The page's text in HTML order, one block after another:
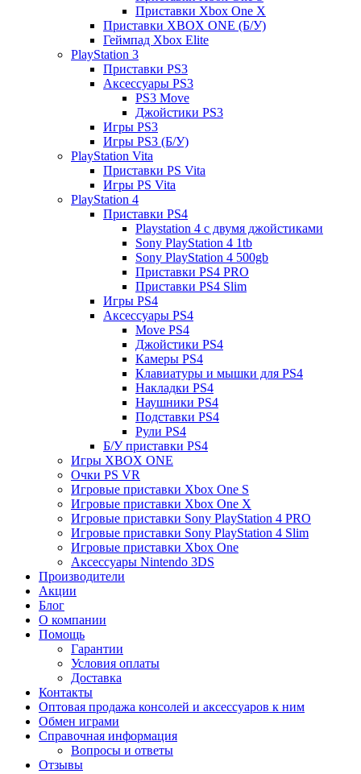
Приставки Xbox One X
Приставки XBOX ONE (Б/У)
Геймпад Xbox Elite
PlayStation 3
Приставки PS3
Аксессуары PS3
PS3 Move
Джойстики PS3
Игры PS3
Игры PS3 (Б/У)
PlayStation Vita
Приставки PS Vita
Игры PS Vita
PlayStation 4
Приставки PS4
Playstation 4 с двумя джойстиками
Sony PlayStation 4 1tb
Sony PlayStation 4 500gb
Приставки PS4 PRO
Приставки PS4 Slim
Игры PS4
Аксессуары PS4
Move PS4
Джойстики PS4
Камеры PS4
Клавиатуры и мышки для PS4
Накладки PS4
Наушники PS4
Подставки PS4
Рули PS4
Б/У приставки PS4
Игры XBOX ONE
Очки PS VR
Игровые приставки Xbox One S
Игровые приставки Xbox One X
Игровые приставки Sony PlayStation 4 PRO
Игровые приставки Sony PlayStation 4 Slim
Игровые приставки Xbox One
Аксессуары Nintendo 3DS
Производители
Акции
Блог
О компании
Помощь
Гарантии
Условия оплаты
Доставка
Контакты
Оптовая продажа консолей и аксессуаров к ним
Обмен играми
Справочная информация
Вопросы и ответы
Отзывы